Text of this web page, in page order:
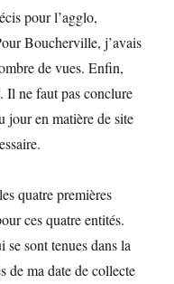
pour l’agglo,
Boucherville, j’avais
de vues. Enfin,
Il ne faut pas conclure
jour en matière de site
quatre premières
ces quatre entités.
se sont tenues dans la
de ma date de collecte